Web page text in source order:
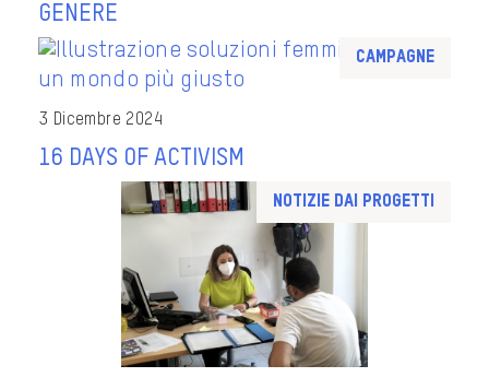
GENERE
Campagne
3 Dicembre 2024
16 DAYS OF ACTIVISM
Notizie dai progetti